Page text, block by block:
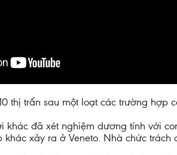
thị trấn sau một loạt các trường hợp
khác đã xét nghiệm dương tính với
xảy ra ở Veneto. Nhà chức trách